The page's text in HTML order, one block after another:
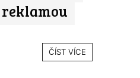
ČÍST VÍCE